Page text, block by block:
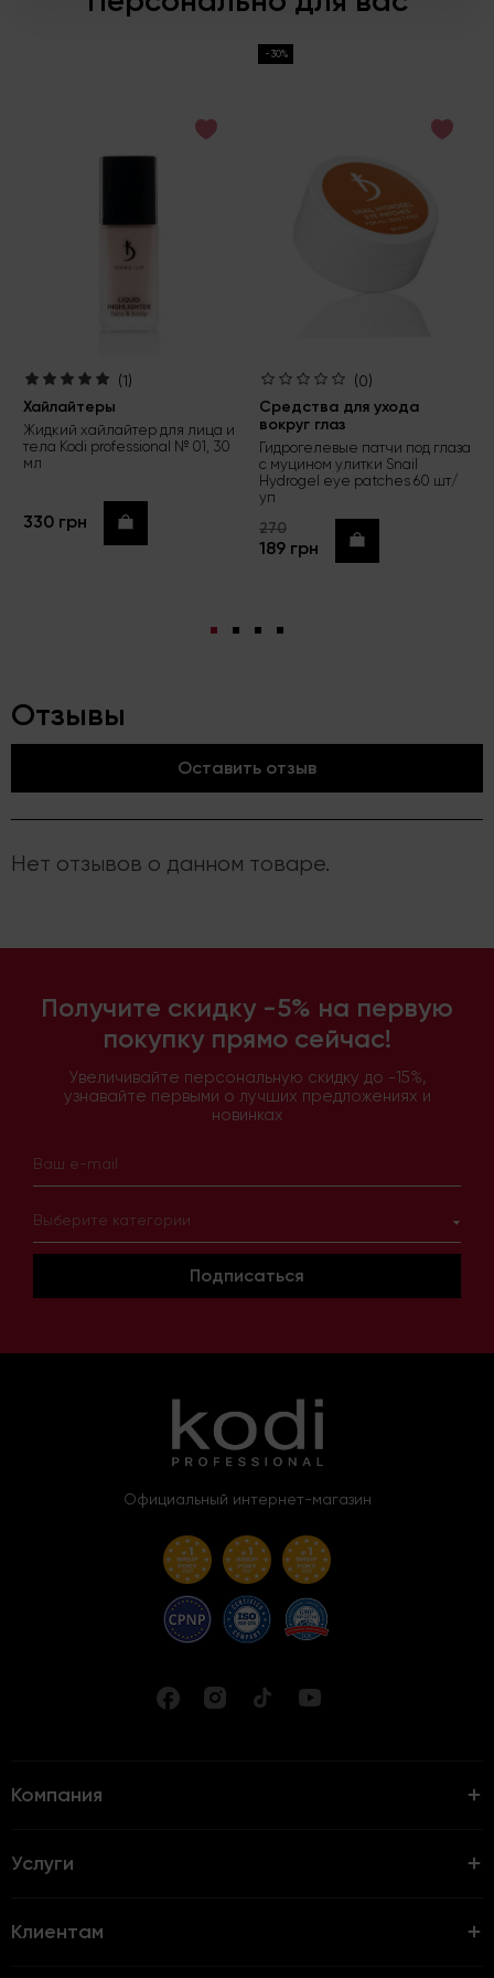
(1)
Хайлайтеры
Жидкий хайлайтер для лица и
тела Kodi professional № 01, 30
мл
330 грн Купить
-30%
(0)
Средства для ухода
вокруг глаз
Гидрогелевые патчи под глаза
с муцином улитки Snail
Hydrogel eye patches 60 шт/
уп
270
189 грн Купить
Отзывы
Оставить отзыв
Нет отзывов о данном товаре.
Получите скидку -5% на первую
покупку прямо сейчас!
Увеличивайте персональную скидку до -15%,
узнавайте первыми о лучших предложениях и
новинках
Выберите категории
Подписаться
Официальный интернет-магазин
Компания
Услуги
Клиентам